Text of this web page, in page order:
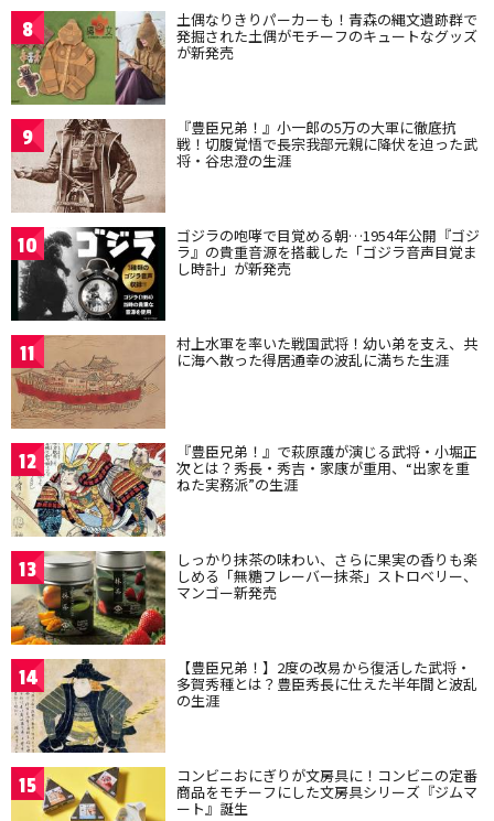
8 土偶なりきりパーカーも！青森の縄文遺跡群で
発掘された土偶がモチーフのキュートなグッズ
が新発売
9 『豊臣兄弟！』小一郎の5万の大軍に徹底抗
戦！切腹覚悟で長宗我部元親に降伏を迫った武
将・谷忠澄の生涯
10 ゴジラの咆哮で目覚める朝…1954年公開『ゴジ
ラ』の貴重音源を搭載した「ゴジラ音声目覚ま
し時計」が新発売
11 村上水軍を率いた戦国武将！幼い弟を支え、共
に海へ散った得居通幸の波乱に満ちた生涯
12 『豊臣兄弟！』で萩原護が演じる武将・小堀正
次とは？秀長・秀吉・家康が重用、“出家を重
ねた実務派”の生涯
13 しっかり抹茶の味わい、さらに果実の香りも楽
しめる「無糖フレーバー抹茶」ストロベリー、
マンゴー新発売
14 【豊臣兄弟！】2度の改易から復活した武将・
多賀秀種とは？豊臣秀長に仕えた半年間と波乱
の生涯
15 コンビニおにぎりが文房具に！コンビニの定番
商品をモチーフにした文房具シリーズ『ジムマ
ート』誕生